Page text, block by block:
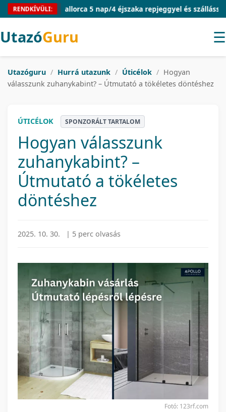
RENDKÍVÜLI:Mallorca 5 nap/4 éjszaka repjeggyel és szállással
UtazóGuru ☰
Utazóguru / Hurrá utazunk / Úticélok / Hogyan
válasszunk zuhanykabint? – Útmutató a tökéletes döntéshez
ÚTICÉLOK SPONZORÁLT TARTALOM
Hogyan válasszunk
zuhanykabint? –
Útmutató a tökéletes
döntéshez
2025. 10. 30. | 5 perc olvasás
Fotó: 123rf.com